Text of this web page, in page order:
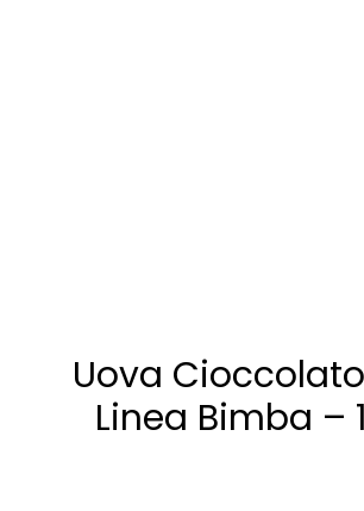
Uova
Linea Bimba –